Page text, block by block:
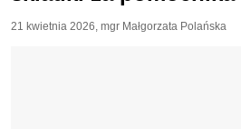
21 kwietnia 2026, mgr Małgorzata Polańska